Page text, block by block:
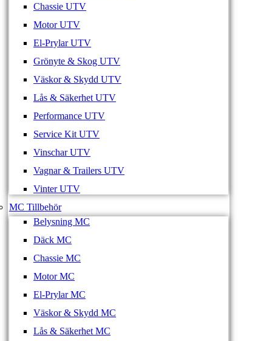
Chassie UTV
Motor UTV
El-Prylar UTV
Grönyte & Skog UTV
Väskor & Skydd UTV
Lås & Säkerhet UTV
Performance UTV
Service Kit UTV
Vinschar UTV
Vagnar & Trailers UTV
Vinter UTV
MC Tillbehör
Belysning MC
Däck MC
Chassie MC
Motor MC
El-Prylar MC
Väskor & Skydd MC
Lås & Säkerhet MC